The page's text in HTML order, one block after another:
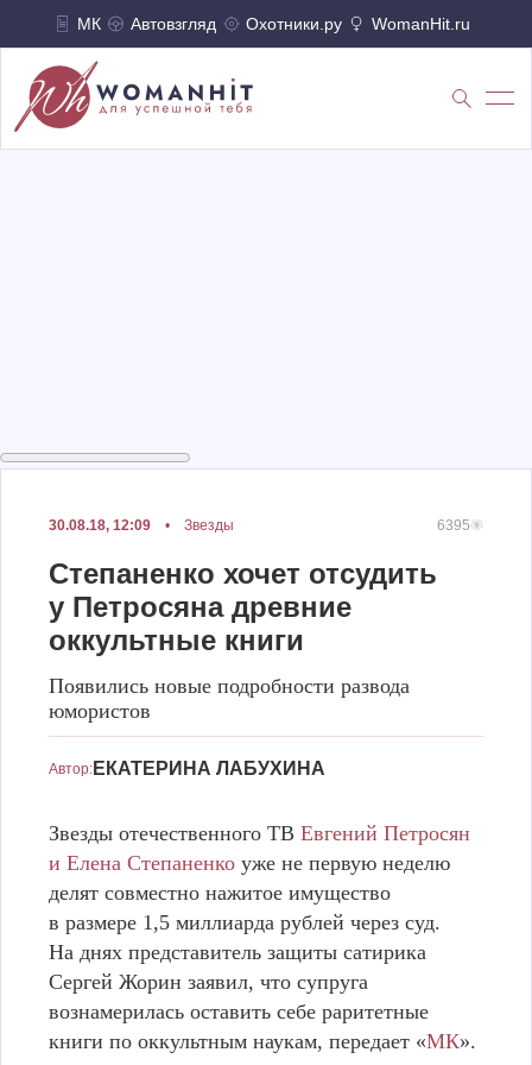
МК Автовзгляд Охотники.ру WomanHit.ru
30.08.18, 12:09 • Звезды 6395
Степаненко хочет отсудить
у Петросяна древние
оккультные книги
Появились новые подробности развода
юмористов
Автор: ЕКАТЕРИНА ЛАБУХИНА
Звезды отечественного ТВ Евгений Петросян
и Елена Степаненко уже не первую неделю
делят совместно нажитое имущество
в размере 1,5 миллиарда рублей через суд.
На днях представитель защиты сатирика
Сергей Жорин заявил, что супруга
вознамерилась оставить себе раритетные
книги по оккультным наукам, передает «МК».